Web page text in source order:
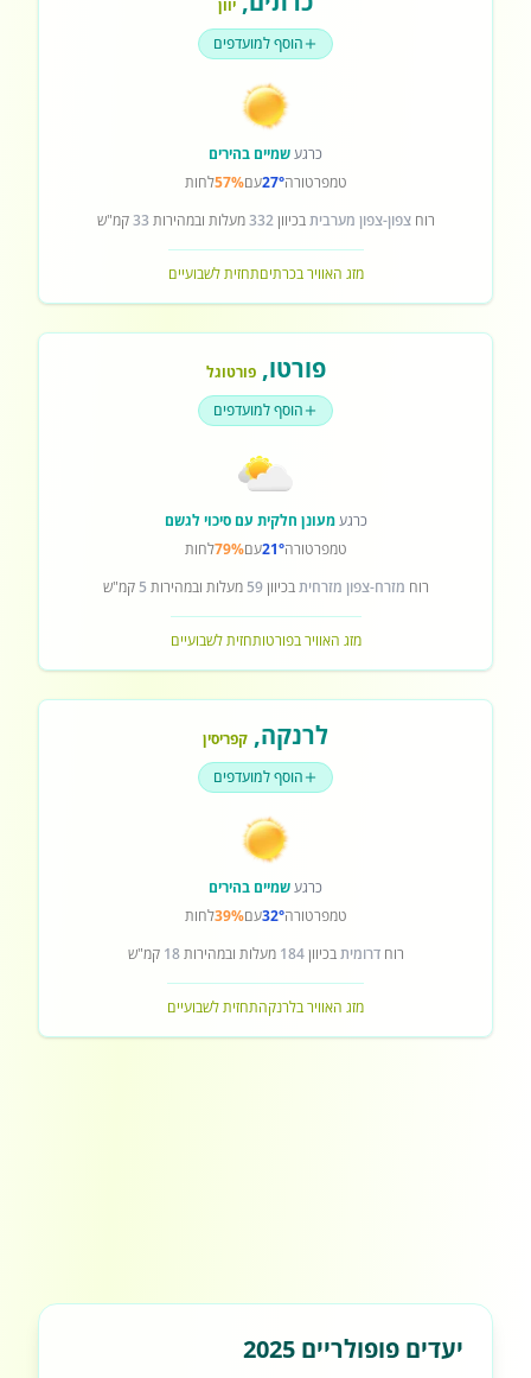
יוון
הוסף למועדפים
כרגעשמיים בהירים
טמפרטורה27°עם57%לחות
רוחצפון-צפון מערביתבכיוון332מעלות ובמהירות 33קמ"ש
מזג האוויר בכרתיםתחזית לשבועיים
פורטו,פורטוגל
הוסף למועדפים
כרגעמעונן חלקית עם סיכוי לגשם
טמפרטורה21°עם79%לחות
רוח מזרח-צפון מזרחיתבכיוון59 מעלות ובמהירות 5 קמ"ש
מזג האוויר בפורטותחזית לשבועיים
לרנקה, קפריסין
הוסף למועדפים
כרגעשמיים בהירים
טמפרטורה32°עם39%לחות
רוחדרומיתבכיוון184 מעלות ובמהירות18 קמ"ש
מזג האוויר בלרנקהתחזית לשבועיים
יעדים פופולריים 2025